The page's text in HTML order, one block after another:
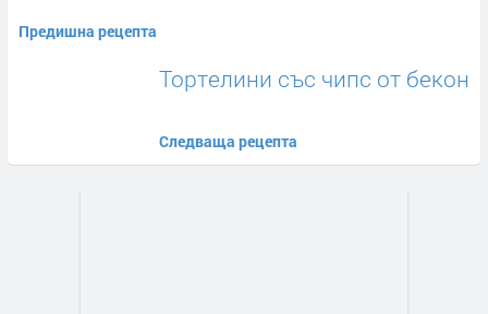
Предишна рецепта
Тортелини със чипс от бекон
Следваща рецепта